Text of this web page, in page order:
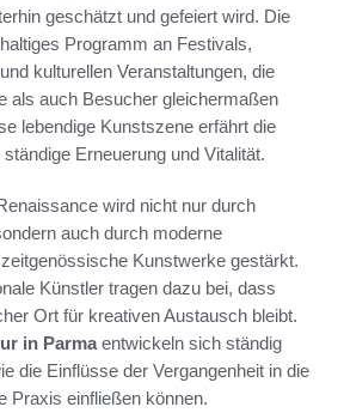
geschätzt und gefeiert wird. Die
Programm an Festivals,
kulturellen Veranstaltungen, die
als auch Besucher gleichermaßen
lebendige Kunstszene erfährt die
Erneuerung und Vitalität.
wird nicht nur durch
auch durch moderne
Kunstwerke gestärkt.
Künstler tragen dazu bei, dass
Ort für kreativen Austausch bleibt.
in Parmaentwickeln sich ständig
die Einflüsse der Vergangenheit in die
Praxis einfließen können.